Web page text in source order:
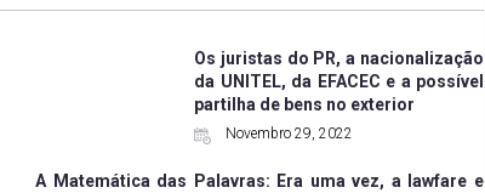
Os juristas do PR, a nacionalização
da UNITEL, da EFACEC e a possível
partilha de bens no exterior
Novembro 29, 2022
A Matemática das Palavras: Era uma vez, a lawfare e